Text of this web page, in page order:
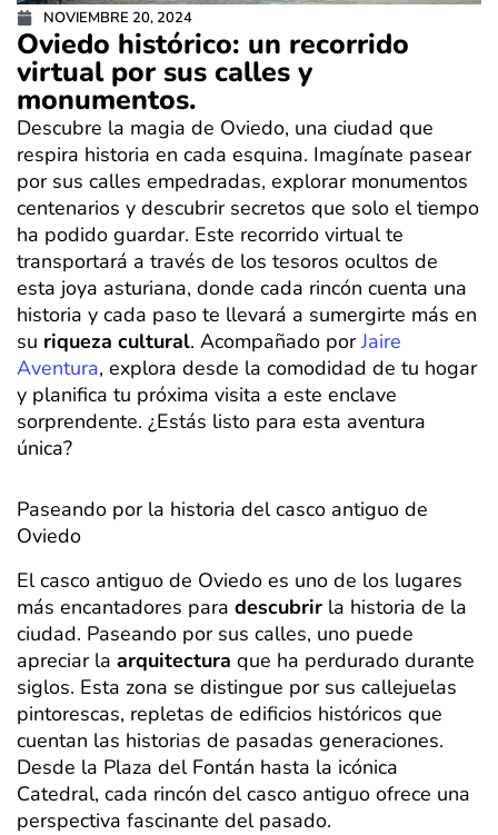
NOVIEMBRE 20, 2024
Oviedo histórico: un recorrido
virtual por sus calles y
monumentos.
Descubre la magia de Oviedo, una ciudad que
respira historia en cada esquina. Imagínate pasear
por sus calles empedradas, explorar monumentos
centenarios y descubrir secretos que solo el tiempo
ha podido guardar. Este recorrido virtual te
transportará a través de los tesoros ocultos de
esta joya asturiana, donde cada rincón cuenta una
historia y cada paso te llevará a sumergirte más en
su riqueza cultural. Acompañado porJaire
Aventura, explora desde la comodidad de tu hogar
y planifica tu próxima visita a este enclave
sorprendente. ¿Estás listo para esta aventura
única?
Paseando por la historia del casco antiguo de
Oviedo
El casco antiguo de Oviedo es uno de los lugares
más encantadores para descubrir la historia de la
ciudad. Paseando por sus calles, uno puede
apreciar la arquitectura que ha perdurado durante
siglos. Esta zona se distingue por sus callejuelas
pintorescas, repletas de edificios históricos que
cuentan las historias de pasadas generaciones.
Desde la Plaza del Fontán hasta la icónica
Catedral, cada rincón del casco antiguo ofrece una
perspectiva fascinante del pasado.